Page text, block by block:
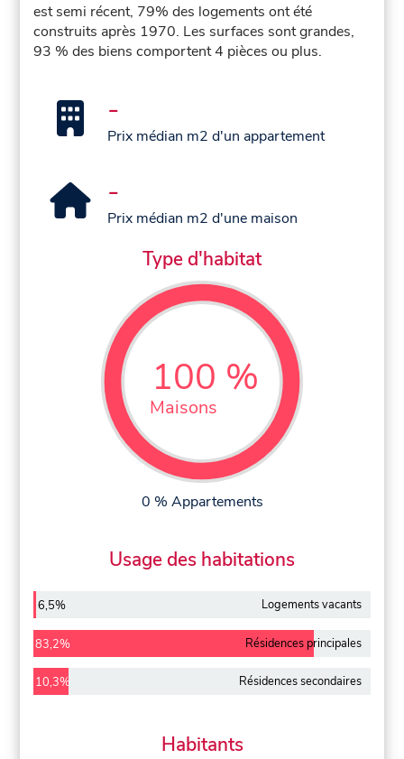
est semi récent, 79% des logements ont été
construits après 1970. Les surfaces sont grandes,
93 % des biens comportent 4 pièces ou plus.
-
Prix médian m2 d'un appartement
-
Prix médian m2 d'une maison
Type d'habitat
100 %
Maisons
0 % Appartements
Usage des habitations
6,5% Logements vacants
83,2% Résidences principales
10,3% Résidences secondaires
Habitants